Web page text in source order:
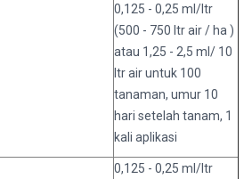
0,125 - 0,25 ml/ltr
(500 - 750 ltr air / ha )
atau 1,25 - 2,5 ml/ 10
ltr air untuk 100
tanaman, umur 10
hari setelah tanam, 1
kali aplikasi
0,125 - 0,25 ml/ltr